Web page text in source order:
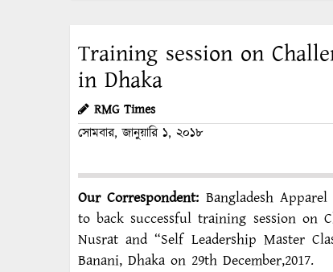
Training session on
in Dhaka
RMG Times
সোমবার, জানুয়ারি ১, ২০১৮
Our Correspondent: Bangladesh
to back successful training session on
Nusrat and “Self Leadership Master
Banani, Dhaka on 29th December,2017.